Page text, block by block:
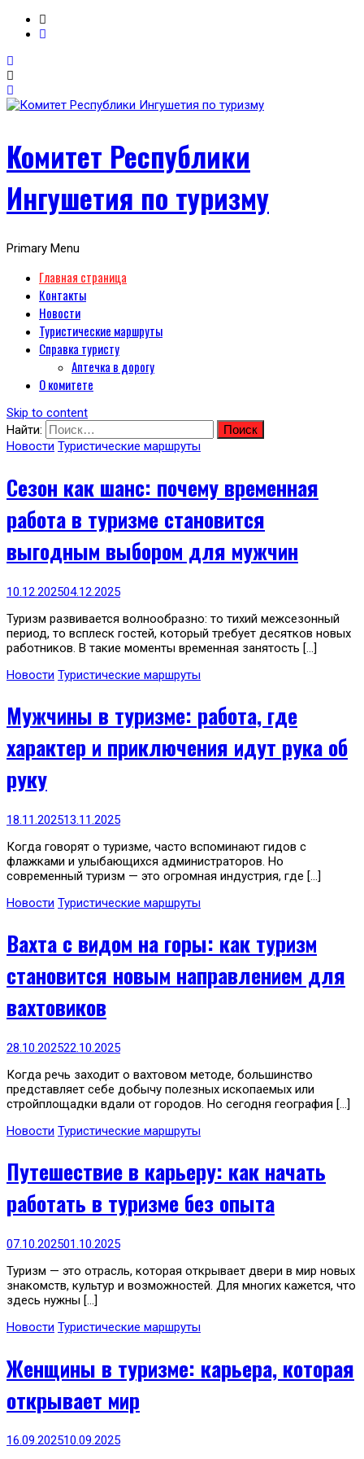
Комитет Республики
Ингушетия по туризму
Primary Menu
Главная страница
Контакты
Новости
Туристические маршруты
Справка туристу
Аптечка в дорогу
О комитете
Skip to content
Найти:
Новости Туристические маршруты
Сезон как шанс: почему временная
работа в туризме становится
выгодным выбором для мужчин
10.12.202504.12.2025
Туризм развивается волнообразно: то тихий межсезонный
период, то всплеск гостей, который требует десятков новых
работников. В такие моменты временная занятость […]
Новости Туристические маршруты
Мужчины в туризме: работа, где
характер и приключения идут рука об
руку
18.11.202513.11.2025
Когда говорят о туризме, часто вспоминают гидов с
флажками и улыбающихся администраторов. Но
современный туризм — это огромная индустрия, где […]
Новости Туристические маршруты
Вахта с видом на горы: как туризм
становится новым направлением для
вахтовиков
28.10.202522.10.2025
Когда речь заходит о вахтовом методе, большинство
представляет себе добычу полезных ископаемых или
стройплощадки вдали от городов. Но сегодня география […]
Новости Туристические маршруты
Путешествие в карьеру: как начать
работать в туризме без опыта
07.10.202501.10.2025
Туризм — это отрасль, которая открывает двери в мир новых
знакомств, культур и возможностей. Для многих кажется, что
здесь нужны […]
Новости Туристические маршруты
Женщины в туризме: карьера, которая
открывает мир
16.09.202510.09.2025